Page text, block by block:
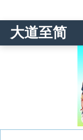
大道至简